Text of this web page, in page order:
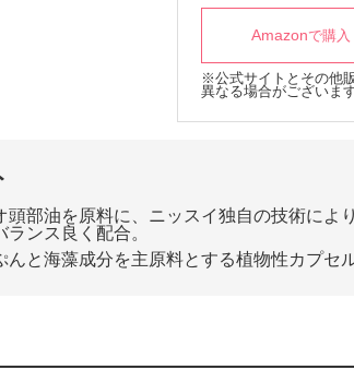
Amazonで購入
※公式サイトとその他
異なる場合がございます
頭部油を原料に、ニッスイ独自の技術によ
ンス良く配合。
んと海藻成分を主原料とする植物性カプセル